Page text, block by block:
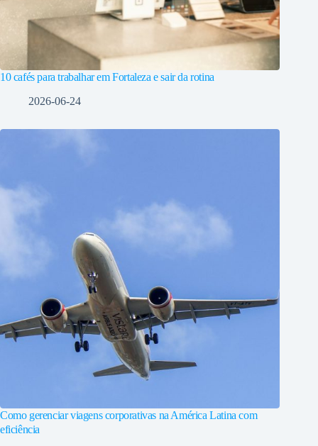
10 cafés para trabalhar em Fortaleza e sair da rotina
2026-06-24
Como gerenciar viagens corporativas na América Latina com
eficiência